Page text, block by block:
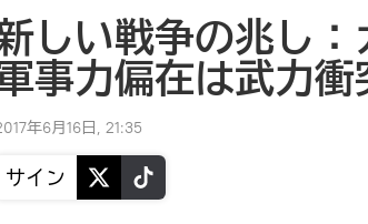
しい戦争の兆し
事力偏在は武力
年6月16日, 21:35
サイン